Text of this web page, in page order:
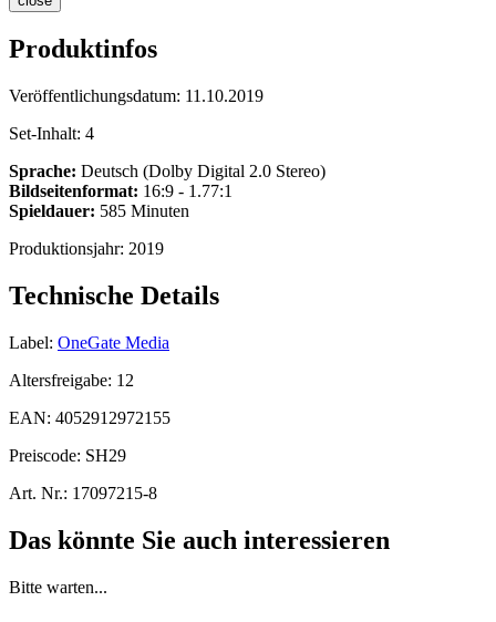
Produktinfos
Veröffentlichungsdatum: 11.10.2019
Set-Inhalt: 4
Sprache: Deutsch (Dolby Digital 2.0 Stereo)
Bildseitenformat: 16:9 - 1.77:1
Spieldauer: 585 Minuten
Produktionsjahr: 2019
Technische Details
Label: OneGate Media
Altersfreigabe: 12
EAN: 4052912972155
Preiscode: SH29
Art. Nr.: 17097215-8
Das könnte Sie auch interessieren
Bitte warten...